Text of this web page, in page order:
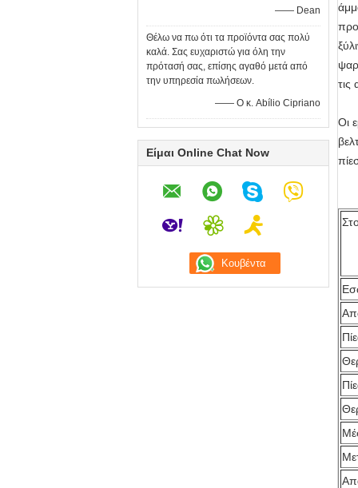
—— Dean
Θέλω να πω ότι τα προϊόντα σας πολύ
καλά. Σας ευχαριστώ για όλη την
πρότασή σας, επίσης αγαθό μετά από
την υπηρεσία πωλήσεων.
—— Ο κ. Abílio Cipriano
Είμαι Online Chat Now
τις
Οι